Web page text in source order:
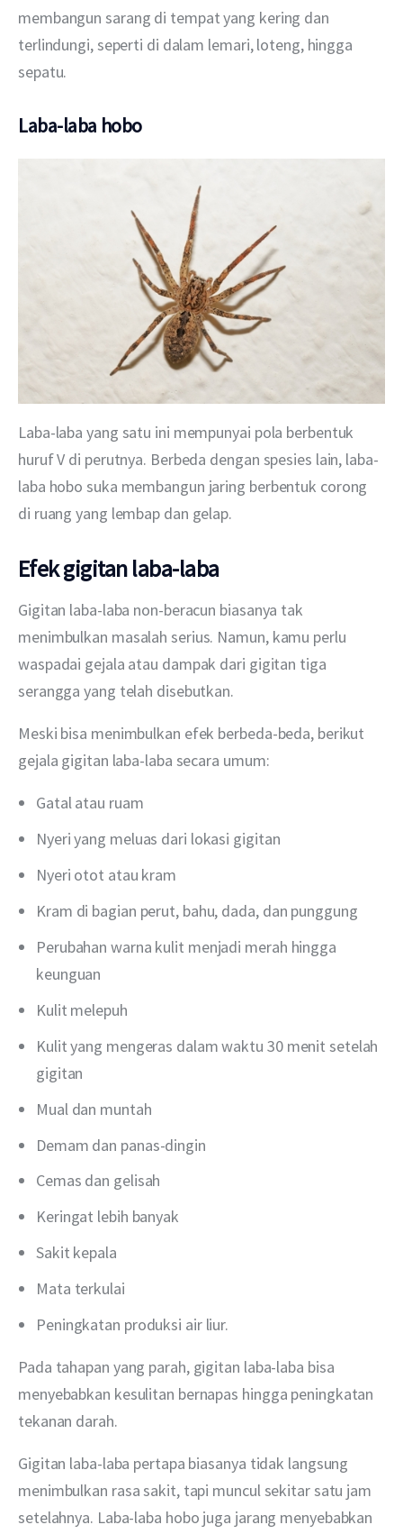
membangun sarang di tempat yang kering dan
terlindungi, seperti di dalam lemari, loteng, hingga
sepatu.
Laba-laba hobo
Laba-laba yang satu ini mempunyai pola berbentuk
huruf V di perutnya. Berbeda dengan spesies lain, laba-
laba hobo suka membangun jaring berbentuk corong
di ruang yang lembap dan gelap.
Efek gigitan laba-laba
Gigitan laba-laba non-beracun biasanya tak
menimbulkan masalah serius. Namun, kamu perlu
waspadai gejala atau dampak dari gigitan tiga
serangga yang telah disebutkan.
Meski bisa menimbulkan efek berbeda-beda, berikut
gejala gigitan laba-laba secara umum:
Gatal atau ruam
Nyeri yang meluas dari lokasi gigitan
Nyeri otot atau kram
Kram di bagian perut, bahu, dada, dan punggung
Perubahan warna kulit menjadi merah hingga
keunguan
Kulit melepuh
Kulit yang mengeras dalam waktu 30 menit setelah
gigitan
Mual dan muntah
Demam dan panas-dingin
Cemas dan gelisah
Keringat lebih banyak
Sakit kepala
Mata terkulai
Peningkatan produksi air liur.
Pada tahapan yang parah, gigitan laba-laba bisa
menyebabkan kesulitan bernapas hingga peningkatan
tekanan darah.
Gigitan laba-laba pertapa biasanya tidak langsung
menimbulkan rasa sakit, tapi muncul sekitar satu jam
setelahnya. Laba-laba hobo juga jarang menyebabkan